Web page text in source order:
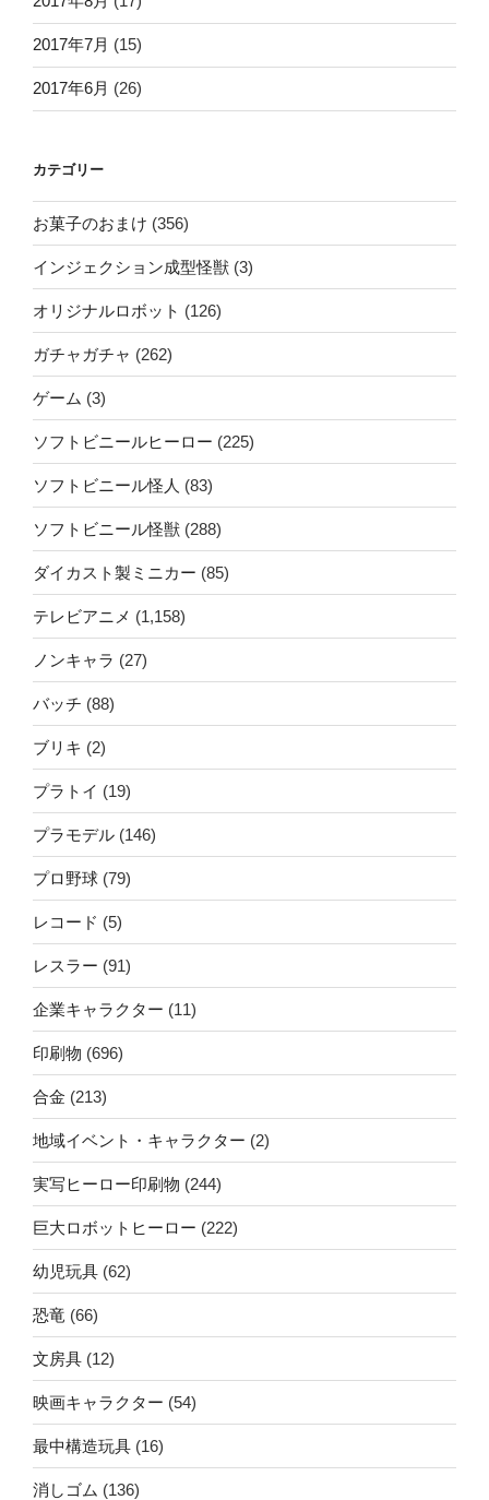
2017年7月 (15)
2017年6月 (26)
カテゴリー
お菓子のおまけ (356)
インジェクション成型怪獣 (3)
オリジナルロボット (126)
ガチャガチャ (262)
ゲーム (3)
ソフトビニールヒーロー (225)
ソフトビニール怪人 (83)
ソフトビニール怪獣 (288)
ダイカスト製ミニカー (85)
テレビアニメ (1,158)
ノンキャラ (27)
バッチ (88)
ブリキ (2)
プラトイ (19)
プラモデル (146)
プロ野球 (79)
レコード (5)
レスラー (91)
企業キャラクター (11)
印刷物 (696)
合金 (213)
地域イベント・キャラクター (2)
実写ヒーロー印刷物 (244)
巨大ロボットヒーロー (222)
幼児玩具 (62)
恐竜 (66)
文房具 (12)
映画キャラクター (54)
最中構造玩具 (16)
消しゴム (136)